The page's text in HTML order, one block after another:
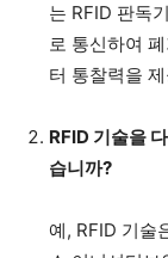
는 RFID 판독
로 통신하여
터 통찰력을
RFID 기술을
습니까?
예, RFID 기술